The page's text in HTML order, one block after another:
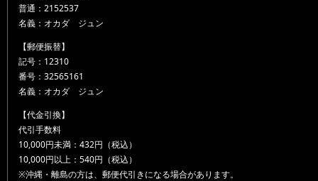
普通：2152537
名義：オカダ ジュン
【郵便振替】
記号：12310
番号：32565161
名義：オカダ ジュン
【代金引換】
代引手数料
10,000円未満：432円（税込）
10,000円以上：540円（税込）
※沖縄・離島の方は、郵便代引きになる場合があります。